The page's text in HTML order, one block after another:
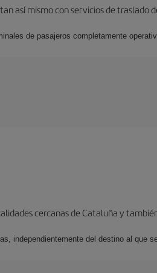
así mismo con servicios de traslado
de pasajeros completamente
cercanas de Cataluña y
independientemente del destino al que